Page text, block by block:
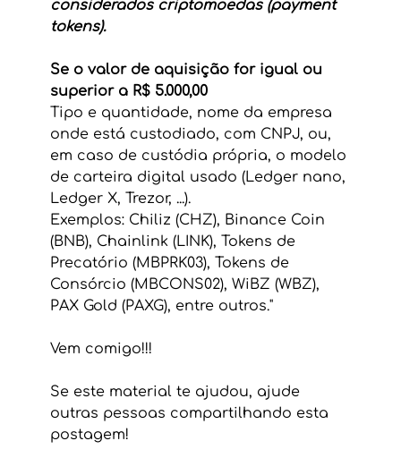
considerados criptomoedas (payment
tokens).
Se o valor de aquisição for igual ou
superior a R$ 5.000,00
Tipo e quantidade, nome da empresa
onde está custodiado, com CNPJ, ou,
em caso de custódia própria, o modelo
de carteira digital usado (Ledger nano,
Ledger X, Trezor, ...).
Exemplos: Chiliz (CHZ), Binance Coin
(BNB), Chainlink (LINK), Tokens de
Precatório (MBPRK03), Tokens de
Consórcio (MBCONS02), WiBZ (WBZ),
PAX Gold (PAXG), entre outros."
Vem comigo!!!
Se este material te ajudou, ajude
outras pessoas compartilhando esta
postagem!